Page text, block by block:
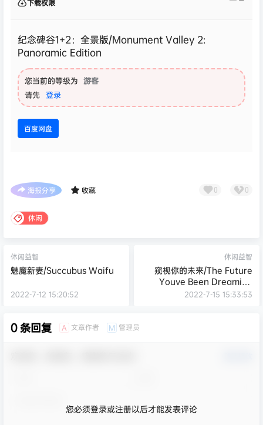
下载权限
纪念碑谷1+2：全景版/Monument Valley 2:
Panoramic Edition
您当前的等级为 游客
请先 登录
百度网盘
海报分享 收藏 0 0
休闲
休闲益智
魅魔新妻/Succubus Waifu
2022-7-12 15:20:52
休闲益智
窥视你的未来/The Future
Youve Been Dreaming
Of（Build.8999241-1.0.1）
2022-7-15 15:33:53
0 条回复 A 文章作者 M 管理员
您必须登录或注册以后才能发表评论